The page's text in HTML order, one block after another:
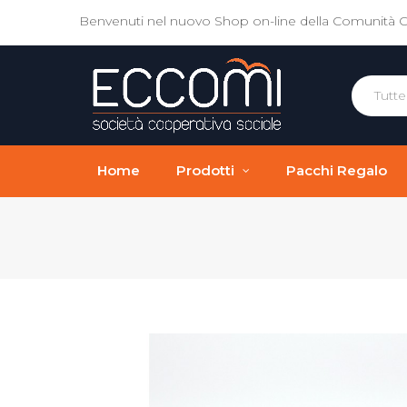
Benvenuti nel nuovo Shop on-line della Comunità
Home Prodotti Pacchi Regalo